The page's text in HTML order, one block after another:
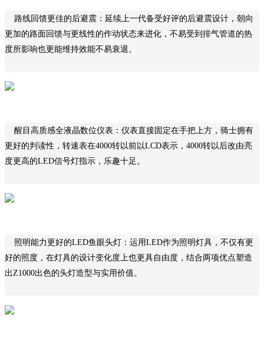
路线回馈更佳的后避震： 延续上一代备受好评的后避震设计，朝向
更加的路面回馈与更线性的作动状态来进化，不易受到排气管道的热
度所影响也更能维持效能不易衰退。
醒目高质感全液晶数位仪表： 仪表直接固定在手把上方，骑士拥有
更好的判读性，转速表在4000转以前以LCD表示，4000转以后改由亮
度更高的LED信号灯指示，乐趣十足。
照明能力更好的LED鱼眼头灯： 运用LED作为照明灯具，不仅有更
好的照度，在灯具的设计变化度上也更具自由度，结合两项优点塑造
出Z1000出色的头灯造型与实用价值。